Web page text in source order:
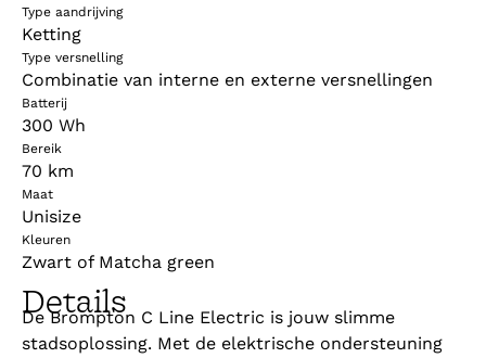
Type aandrijving
Ketting
Type versnelling
Combinatie van interne en externe versnellingen
Batterij
300 Wh
Bereik
70 km
Maat
Unisize
Kleuren
Zwart of Matcha green
Details
De Brompton C Line Electric is jouw slimme
stadsoplossing. Met de elektrische ondersteuning